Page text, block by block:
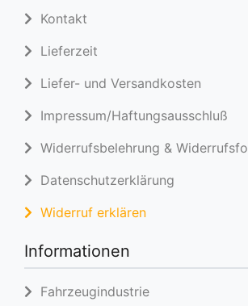
Kontakt
Lieferzeit
Liefer- und Versandkosten
Impressum/Haftungsausschluß
Widerrufsbelehrung &
Datenschutzerklärung
Widerruf erklären
Informationen
Fahrzeugindustrie